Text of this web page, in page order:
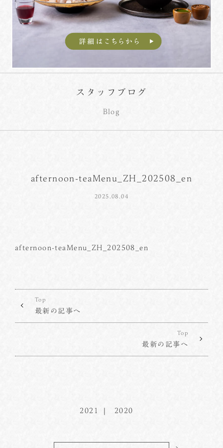
スタッフブログ
Blog
afternoon-teaMenu_ZH_202508_en
2025.08.04
afternoon-teaMenu_ZH_202508_en
Top
最新の記事へ
Top
最新の記事へ
2021 2020